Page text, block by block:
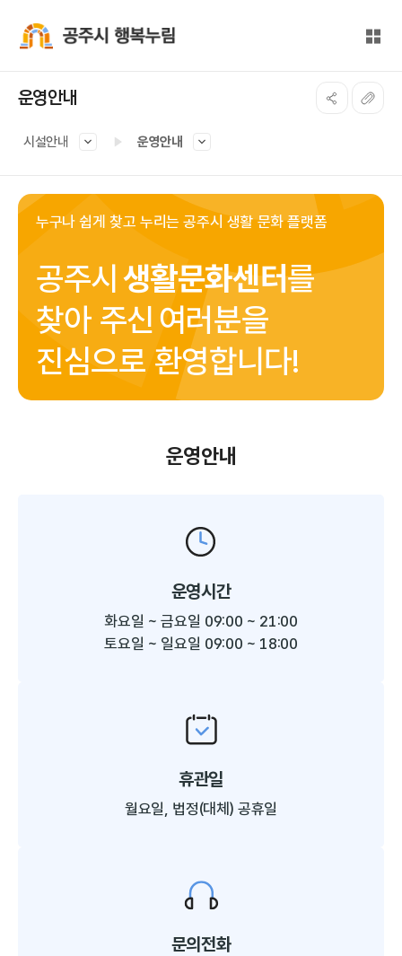
전체
운영안내
시설안내 운영안내
누구나 쉽게 찾고 누리는 공주시 생활 문화 플랫폼
공주시 생활문화센터를
찾아 주신여러분을
진심으로 환영합니다!
운영안내
운영시간
화요일 ~ 금요일 09:00 ~ 21:00
토요일 ~ 일요일 09:00 ~ 18:00
휴관일
월요일, 법정(대체) 공휴일
문의전화